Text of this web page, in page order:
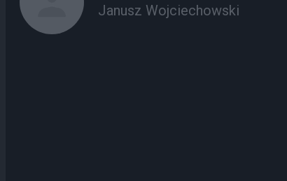
Janusz Wojciechowski